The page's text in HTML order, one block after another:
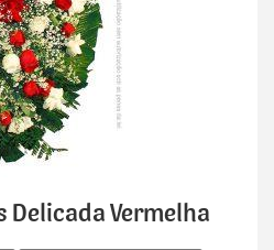
Delicada Vermelha